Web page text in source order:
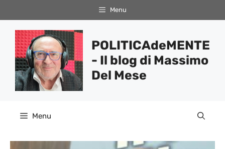
al
contenuto
Menu
POLITICAdeMENTE
- Il blog di Massimo
Del Mese
Menu